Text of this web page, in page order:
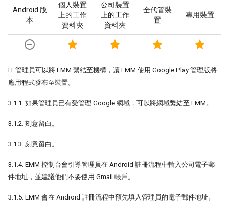
Android 版
本
個人裝置
上的工作
資料夾
公司裝置
上的工作
資料夾
全代管裝
置
專用裝置
remove_circle_outline star star star star
IT 管理員可以將 EMM 繫結至機構，讓 EMM 使用 Google Play 管理版將
應用程式發布至裝置。
3.1.1. 如果管理員已有受管理 Google 網域，可以將網域繫結至 EMM。
3.1.2. 刻意留白。
3.1.3. 刻意留白。
3.1.4. EMM 控制台會引導管理員在 Android 註冊流程中輸入公司電子郵
件地址，並建議他們不要使用 Gmail 帳戶。
3.1.5. EMM 會在 Android 註冊流程中預先填入管理員的電子郵件地址。